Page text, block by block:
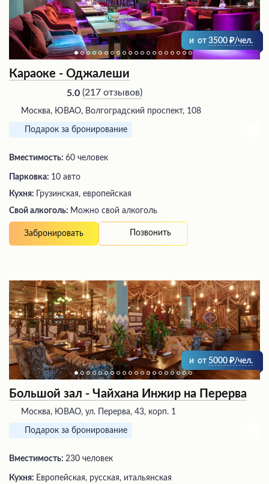
и от 3500 /чел.
Караоке - Оджалеши
5.0 (217 отзывов)
Москва, ЮВАО, Волгоградский проспект, 108
Подарок за бронирование
Вместимость: 60 человек
Парковка: 10 авто
Кухня:
Грузинская, европейская
Свой алкоголь: Можно свой алкоголь
Забронировать Позвонить
и от 5000 /чел.
Большой зал - Чайхана Инжир на Перерва
Москва, ЮВАО, ул. Перерва, 43, корп. 1
Подарок за бронирование
Вместимость: 230 человек
Кухня: Европейская, русская, итальянская